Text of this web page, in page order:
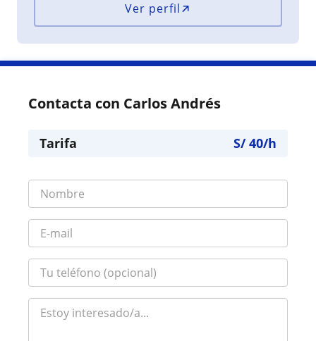
Ver perfil
Contacta con Carlos Andrés
Tarifa S/40/h